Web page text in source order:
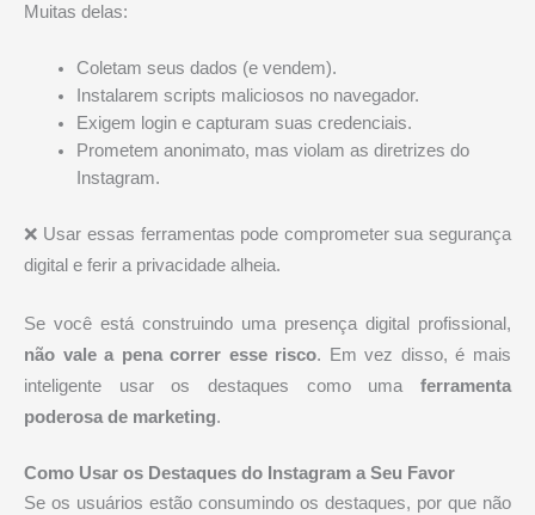
Muitas delas:
Coletam seus dados (e vendem).
Instalarem scripts maliciosos no navegador.
Exigem login e capturam suas credenciais.
Prometem anonimato, mas violam as diretrizes do
Instagram.
❌ Usar essas ferramentas pode comprometer sua segurança
digital e ferir a privacidade alheia.
Se você está construindo uma presença digital profissional,
não vale a pena correr esse risco. Em vez disso, é mais
inteligente usar os destaques como uma ferramenta
poderosa de marketing.
Como Usar os Destaques do Instagram a Seu Favor
Se os usuários estão consumindo os destaques, por que não